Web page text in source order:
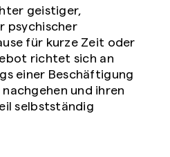
geistiger,
psychischer
für kurze Zeit oder
richtet sich an
einer Beschäftigung
und ihren
selbstständig